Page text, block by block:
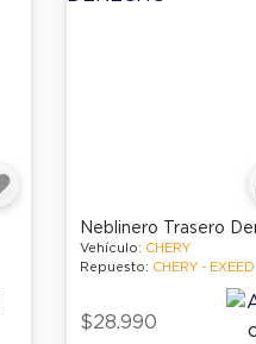
Neblinero Trasero
Vehículo: CHERY
Repuesto: CHERY - EXEED
$28.990